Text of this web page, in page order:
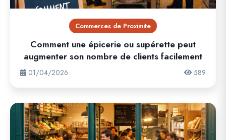
Commerces de Proximite
Comment une épicerie ou supérette peut
augmenter son nombre de clients facilement
01/04/2026 589